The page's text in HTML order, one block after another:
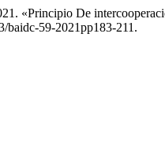
«Principio De
baidc-59-2021pp183-211.